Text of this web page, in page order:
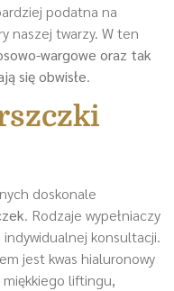
podatna na
naszej twarzy. W ten
wargowe oraz tak
się obwisłe.
doskonale
. Rodzaje wypełniaczy
konsultacji.
jest kwas hialuronowy
liftingu,